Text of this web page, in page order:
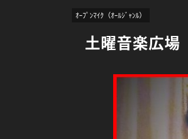
ｵｰﾌﾟﾝﾏｲｸ（ｵｰﾙｼﾞｬﾝﾙ）
土曜音楽広場